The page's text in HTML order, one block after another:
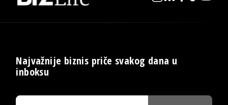
Najvažnije biznis priče svakog dana u
inboksu